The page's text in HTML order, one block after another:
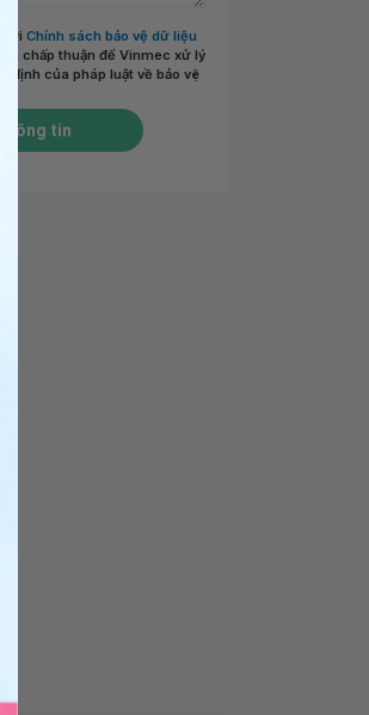
với Chính sách bảo vệ dữ liệu
và chấp thuận để Vinmec xử lý
định của pháp luật về bảo vệ
thông tin